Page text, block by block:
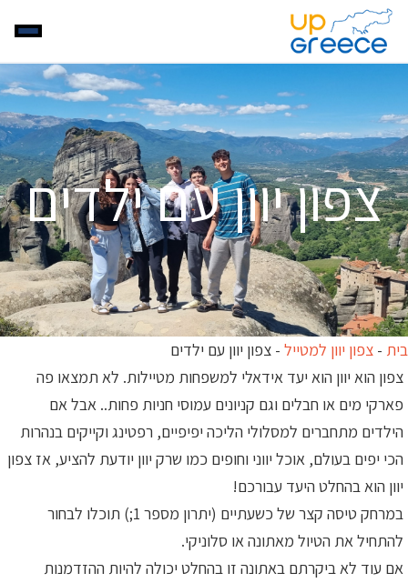
צפון יוון עם ילדים
בית - צפון יוון למטייל - צפון יוון עם ילדים
צפון הוא יוון הוא יעד אידאלי למשפחות מטיילות. לא תמצאו פה
פארקי מים או חבלים וגם קניונים עמוסי חניות פחות.. אבל אם
הילדים מתחברים למסלולי הליכה יפיפיים, רפטינג וקייקים בנהרות
הכי יפים בעולם, אוכל יווני וחופים כמו שרק יוון יודעת להציע, אז צפון
יוון הוא בהחלט היעד עבורכם!
במרחק טיסה קצר של כשעתיים (יתרון מספר 1;) תוכלו לבחור
להתחיל את הטיול מאתונה או סלוניקי.
אם עוד לא ביקרתם באתונה זו בהחלט יכולה להיות ההזדמנות